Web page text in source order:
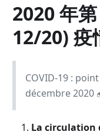
2020 年
12/20) 疫
COVID-19 :
décembre 2020
La circulation